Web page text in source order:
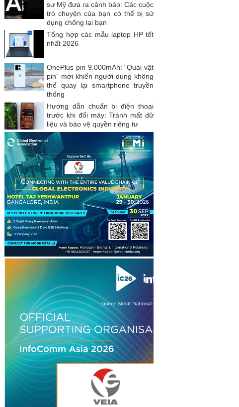
sư Mỹ đưa ra cảnh báo: Các cuộc
trò chuyện của bạn có thể bị sử
dụng chống lại bạn
Tổng hợp các mẫu laptop HP tốt
nhất 2026
OnePlus pin 9.000mAh: “Quái vật
pin” mới khiến người dùng không
thể quay lại smartphone truyền
thống
Hướng dẫn chuẩn bị điện thoại
trước khi đổi máy: Tránh mất dữ
liệu và bảo vệ quyền riêng tư